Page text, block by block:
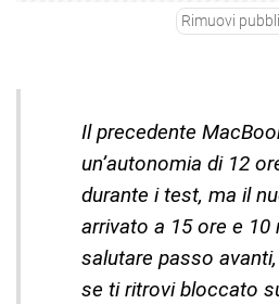
Rimuovi
Il precedente
un’autonomia di 12
durante i test, ma il
arrivato a 15 ore e 10
salutare passo
se ti ritrovi bloccato